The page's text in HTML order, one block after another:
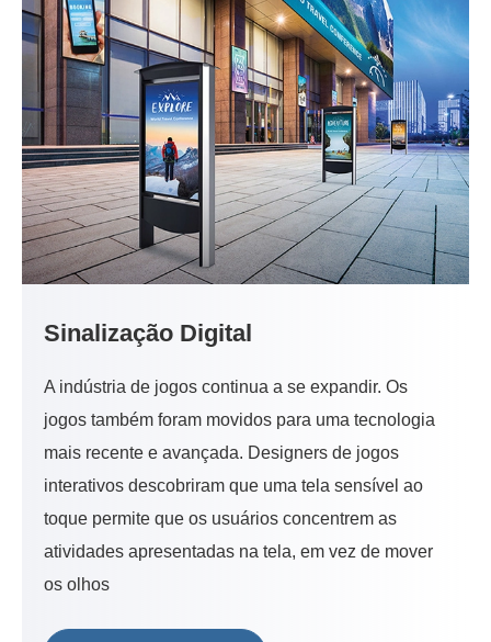
Sinalização Digital
A indústria de jogos continua a se expandir. Os
jogos também foram movidos para uma tecnologia
mais recente e avançada. Designers de jogos
interativos descobriram que uma tela sensível ao
toque permite que os usuários concentrem as
atividades apresentadas na tela, em vez de mover
os olhos